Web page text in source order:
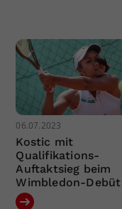
06.07.2023
Kostic mit
Qualifikations-
Auftaktsieg beim
Wimbledon-Debüt